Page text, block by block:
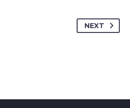
NEXT